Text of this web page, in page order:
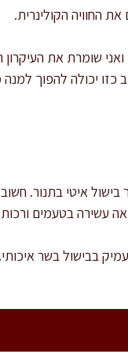
החוויה הקולינרית.
שומרת את
כזו יכולה להפוך
30 דקות עבודה אקטיבית והשאר
עשירה בטעמים
בבישול בשר